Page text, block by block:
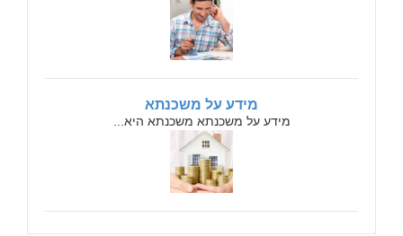
מידע על משכנתא
מידע על משכנתא משכנתא היא...